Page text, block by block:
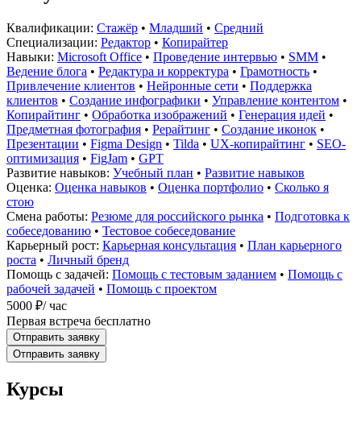
Квалификации: Стажёр • Младший • Средний
Специализации: Редактор • Копирайтер
Навыки: Microsoft Office • Проведение интервью • SMM •
Ведение блога • Редактура и корректура • Грамотность •
Привлечение клиентов • Нейронные сети • Поддержка
клиентов • Создание инфографики • Управление контентом •
Копирайтинг • Обработка изображений • Генерация идей •
Предметная фотография • Рерайтинг • Создание иконок •
Презентации • Figma Design • Tilda • UX-копирайтинг • SEO-
оптимизация • FigJam • GPT
Развитие навыков: Учебный план • Развитие навыков
Оценка: Оценка навыков • Оценка портфолио • Сколько я
стою
Смена работы: Резюме для российского рынка • Подготовка к
собеседованию • Тестовое собеседование
Карьерный рост: Карьерная консультация • План карьерного
роста • Личный бренд
Помощь с задачей: Помощь с тестовым заданием • Помощь с
рабочей задачей • Помощь с проектом
5000 ₽/ час
Первая встреча бесплатно
Отправить заявку
Отправить заявку
Курсы